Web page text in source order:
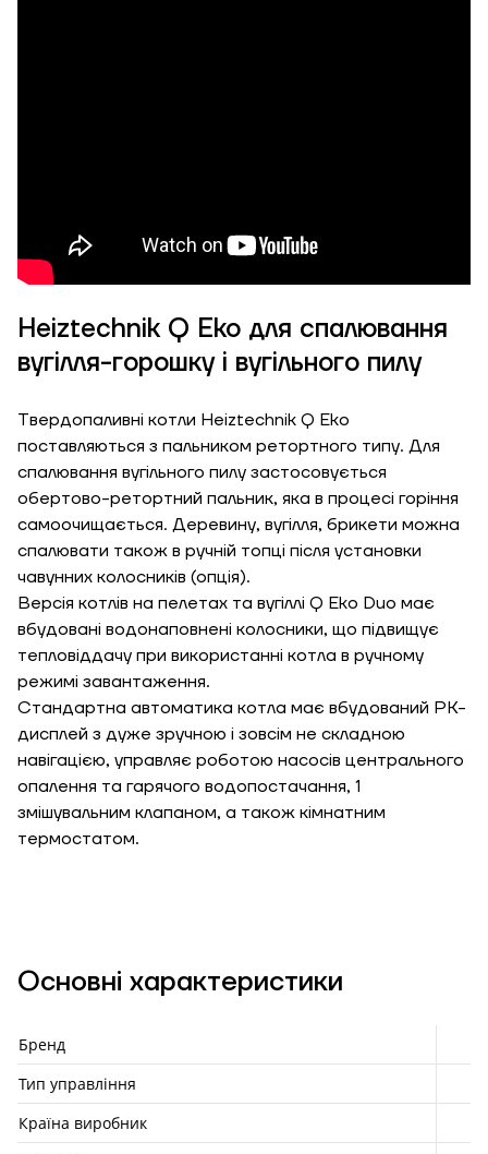
Heiztechnik Q Eko для спалювання
вугілля-горошку і вугільного пилу
Твердопаливні котли Heiztechnik Q Eko
поставляються з пальником ретортного типу. Для
спалювання вугільного пилу застосовується
обертово-ретортний пальник, яка в процесі горіння
самоочищається. Деревину, вугілля, брикети можна
спалювати також в ручній топці після установки
чавунних колосників (опція).
Версія котлів на пелетах та вугіллі Q Eko Duo має
вбудовані водонаповнені колосники, що підвищує
тепловіддачу при використанні котла в ручному
режимі завантаження.
Стандартна автоматика котла має вбудований РК-
дисплей з дуже зручною і зовсім не складною
навігацією, управляє роботою насосів центрального
опалення та гарячого водопостачання, 1
змішувальним клапаном, а також кімнатним
термостатом.
Основні характеристики
Бренд
Тип управління
Країна виробник
Висота, м
Довжина, м
Ступінь
утеплення, Вт/м
кв
Гарно утеплений, 55
Необхідна
потужність, кВт
Надіслати
Надіслати